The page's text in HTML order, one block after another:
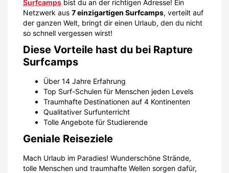
Surfcamps bist du an der richtigen Adresse! Ein
Netzwerk aus 7 einzigartigen Surfcamps, verteilt auf
der ganzen Welt, bringt dir einen Urlaub, den du nicht
so schnell vergessen wirst!
Diese Vorteile hast du bei Rapture
Surfcamps
Über 14 Jahre Erfahrung
Top Surf-Schulen für Menschen jeden Levels
Traumhafte Destinationen auf 4 Kontinenten
Qualitativer Surfunterricht
Tolle Angebote für Studierende
Geniale Reiseziele
Mach Urlaub im Paradies! Wunderschöne Strände,
tolle Menschen und traumhafte Wellen sorgen dafür,